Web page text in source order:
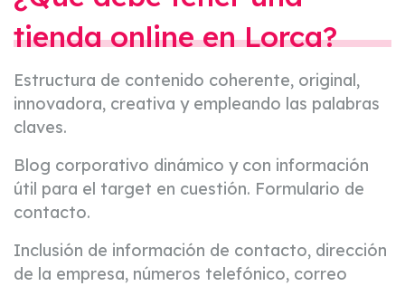
tienda online en Lorca?
Estructura de contenido coherente, original,
innovadora, creativa y empleando las palabras
claves.
Blog corporativo dinámico y con información
útil para el target en cuestión. Formulario de
contacto.
Inclusión de información de contacto, dirección
de la empresa, números telefónico, correo